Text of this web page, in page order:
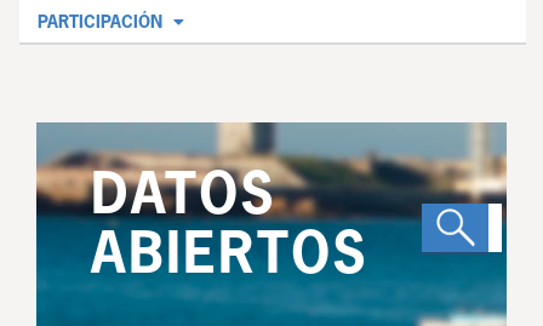
PARTICIPACIÓN
DATOS
ABIERTOS